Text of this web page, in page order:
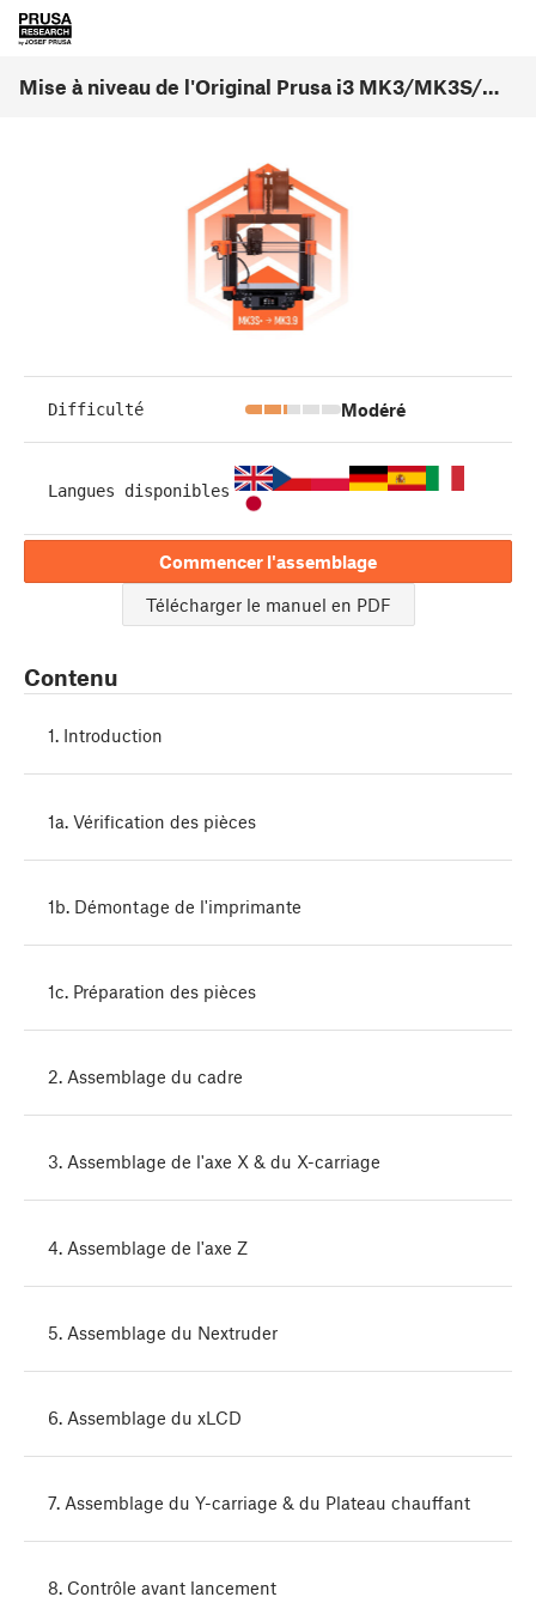
Mise à niveau de l'Original Prusa i3 MK3/MK3S/MK3S+ vers la MK3.9 (1.0)
Difficulté Modéré
Langues disponibles
Commencer l'assemblage
Télécharger le manuel en PDF
Contenu
1. Introduction
1a. Vérification des pièces
1b. Démontage de l'imprimante
1c. Préparation des pièces
2. Assemblage du cadre
3. Assemblage de l'axe X & du X-carriage
4. Assemblage de l'axe Z
5. Assemblage du Nextruder
6. Assemblage du xLCD
7. Assemblage du Y-carriage & du Plateau chauffant
8. Contrôle avant lancement